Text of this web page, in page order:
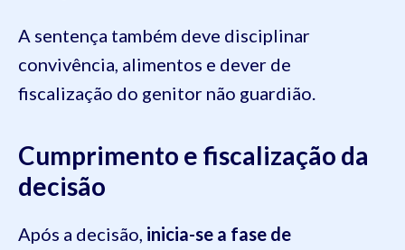
A sentença também deve disciplinar
convivência, alimentos e dever de
fiscalização do genitor não guardião.
Cumprimento e fiscalização da
decisão
Após a decisão, inicia-se a fase de